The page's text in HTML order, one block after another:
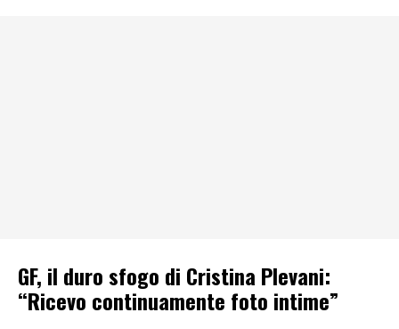
GF, il duro sfogo di Cristina Plevani:
“Ricevo continuamente foto intime”